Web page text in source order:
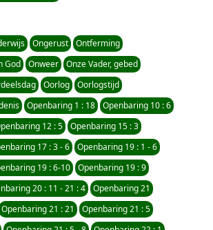
Ongerust
Ontferming
God
Onweer
Onze Vader, gebed
Oorlog
Oorlogstijd
Openbaring 1 : 18
Openbaring 10 : 6
12 : 5
Openbaring 15 : 3
17 : 3 - 6
Openbaring 19 : 1 - 6
19 : 6-10
Openbaring 19 : 9
20 : 11 - 21 : 4
Openbaring 21
Openbaring 21 : 21
Openbaring 21 : 5